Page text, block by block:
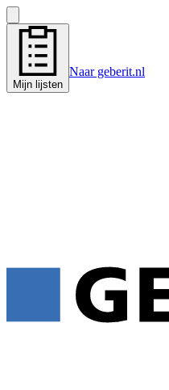
Mijn lijsten
Naar geberit.nl